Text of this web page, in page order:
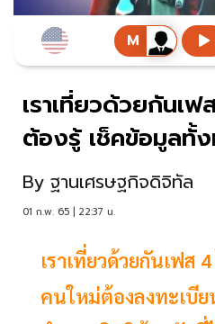
เราเที่ยวด้วยกันเ
ต้องรู้ เช็คข้อมูลทั้
By ฐานเศรษฐกิจดิจิทัล
01 ก.พ. 65 | 22:37 น.
เราเที่ยวด้วยกันเฟส
คนใหม่ต้องลงทะเบี